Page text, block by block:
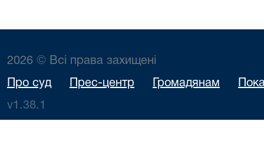
2026 © Всі права захищені
Про суд Прес-центр Громадянам
v1.38.1